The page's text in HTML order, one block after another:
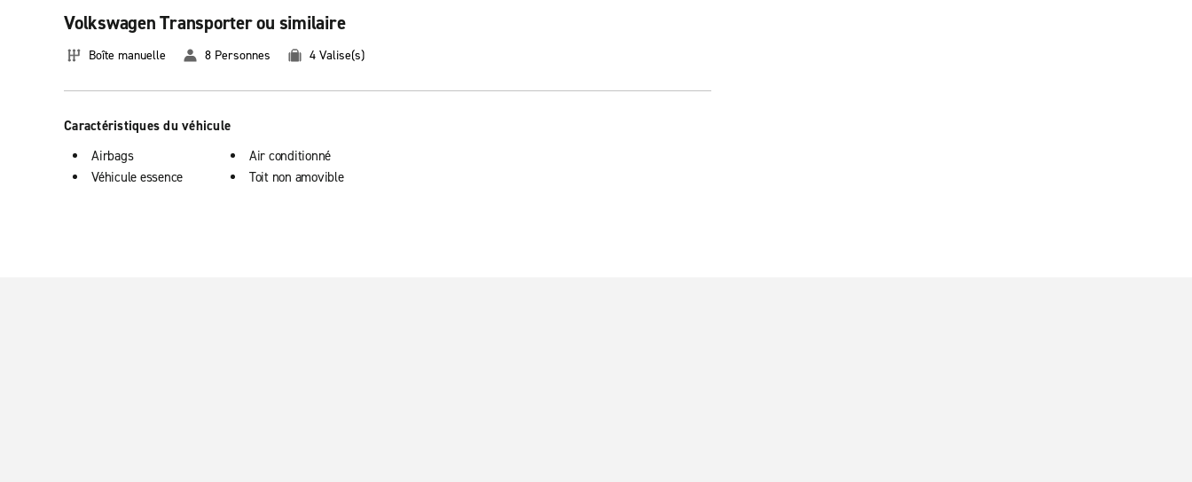
Volkswagen Transporter ou similaire
Boîte manuelle 8 Personnes 4 Valise(s)
Caractéristiques du véhicule
Airbags
Véhicule essence
Air conditionné
Toit non amovible